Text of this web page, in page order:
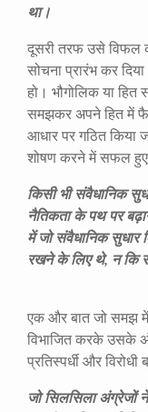
था।
दूसरी तरफ उसे विफल
सोचना प्रारंभ कर
हो। भौगोलिक या
समझकर अपने हित में
आधार पर गठित किया
शोषण करने में सफल
किसी भी संवैधानिक
नैतिकता के पथ पर
में जो संवैधानिक सुधार
रखने के लिए थे, न कि
एक और बात जो समझ में
विभाजित करके उसके
प्रतिस्पर्धी और
जो सिलसिला अंग्रेजों